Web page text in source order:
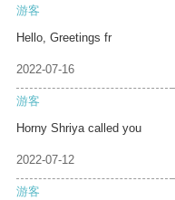
游客
Hello, Greetings fr
2022-07-16
游客
Horny Shriya called you
2022-07-12
游客